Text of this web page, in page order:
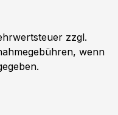
zzgl.
wenn